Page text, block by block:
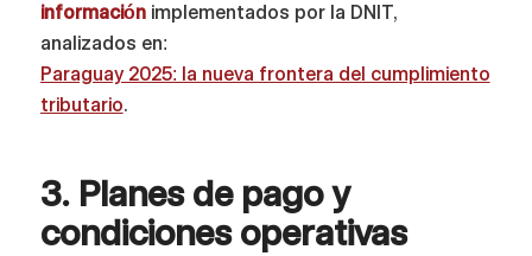
informaciónimplementados por la DNIT,
analizados en:
Paraguay 2025: la nueva frontera del cumplimiento
tributario.
3. Planes de pago y
condiciones operativas